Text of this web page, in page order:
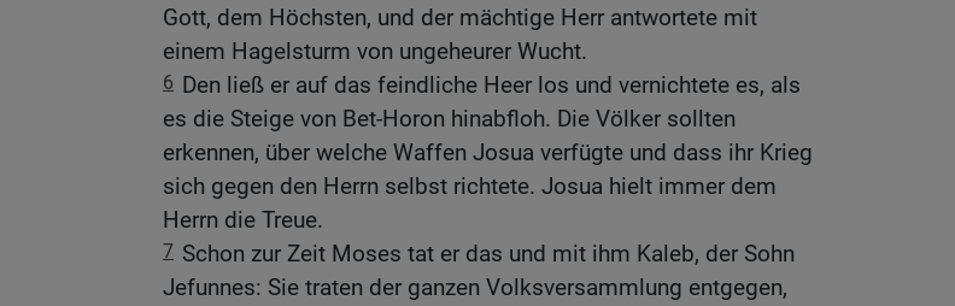
Gott, dem Höchsten, und der mächtige Herr antwortete mit
einem Hagelsturm von ungeheurer Wucht.
6 Den ließ er auf das feindliche Heer los und vernichtete es, als
es die Steige von Bet-Horon hinabfloh. Die Völker sollten
erkennen, über welche Waffen Josua verfügte und dass ihr Krieg
sich gegen den Herrn selbst richtete. Josua hielt immer dem
Herrn die Treue.
7 Schon zur Zeit Moses tat er das und mit ihm Kaleb, der Sohn
Jefunnes: Sie traten der ganzen Volksversammlung entgegen,